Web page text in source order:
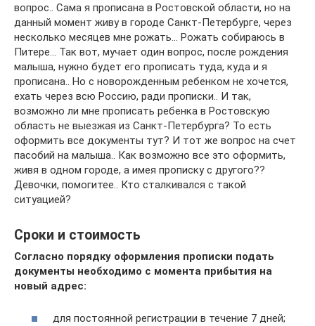
вопрос.. Сама я прописана в Ростовской области, но на
данный момент живу в городе Санкт-Петербурге, через
несколько месяцев мне рожать… Рожать собираюсь в
Питере… Так вот, мучает один вопрос, после рождения
малыша, нужно будет его прописать туда, куда и я
прописана.. Но с новорожденным ребенком не хочется,
ехать через всю Россию, ради прописки.. И так,
возможно ли мне прописать ребенка в Ростовскую
область не выезжая из Санкт-Петербурга? То есть
оформить все документы тут? И тот же вопрос на счет
пасобий на малыша.. Как возможно все это оформить,
живя в одном городе, а имея прописку с другого??
Девочки, помогитее.. Кто сталкивался с такой
ситуацией?
Сроки и стоимость
Согласно порядку оформления прописки подать
документы необходимо с момента прибытия на
новый адрес:
для постоянной регистрации в течение 7 дней;